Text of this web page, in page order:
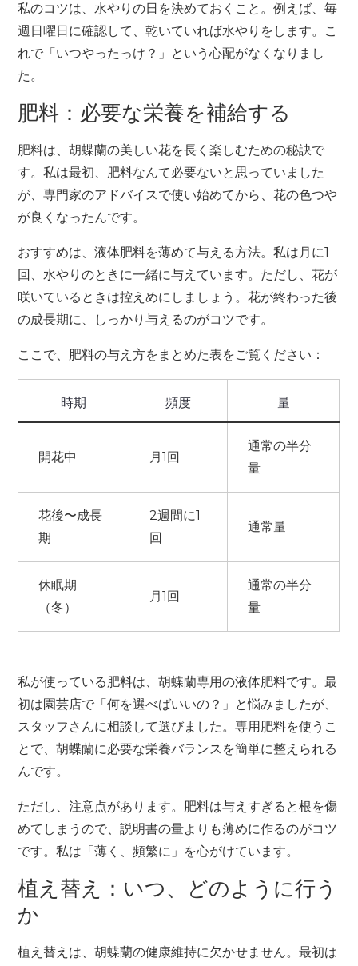
私のコツは、水やりの日を決めておくこと。例えば、毎
週日曜日に確認して、乾いていれば水やりをします。こ
れで「いつやったっけ？」という心配がなくなりまし
た。
肥料：必要な栄養を補給する
肥料は、胡蝶蘭の美しい花を長く楽しむための秘訣で
す。私は最初、肥料なんて必要ないと思っていました
が、専門家のアドバイスで使い始めてから、花の色つや
が良くなったんです。
おすすめは、液体肥料を薄めて与える方法。私は月に1
回、水やりのときに一緒に与えています。ただし、花が
咲いているときは控えめにしましょう。花が終わった後
の成長期に、しっかり与えるのがコツです。
ここで、肥料の与え方をまとめた表をご覧ください：
時期 頻度 量
開花中 月1回
通常の半分
量
花後〜成長
期
2週間に1
回
通常量
休眠期
（冬）
月1回
通常の半分
量
私が使っている肥料は、胡蝶蘭専用の液体肥料です。最
初は園芸店で「何を選べばいいの？」と悩みましたが、
スタッフさんに相談して選びました。専用肥料を使うこ
とで、胡蝶蘭に必要な栄養バランスを簡単に整えられる
んです。
ただし、注意点があります。肥料は与えすぎると根を傷
めてしまうので、説明書の量よりも薄めに作るのがコツ
です。私は「薄く、頻繁に」を心がけています。
植え替え：いつ、どのように行う
か
植え替えは、胡蝶蘭の健康維持に欠かせません。最初は